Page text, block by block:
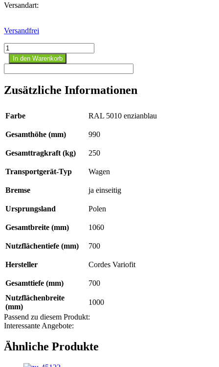
Versandart:
Versandfrei
Etagenwagen
niedrig
Menge
In den Warenkorb
Zusätzliche Informationen
Farbe RAL 5010 enzianblau
Gesamthöhe (mm) 990
Gesamttragkraft (kg) 250
Transportgerät-Typ Wagen
Bremse ja einseitig
Ursprungsland Polen
Gesamtbreite (mm) 1060
Nutzflächentiefe (mm) 700
Hersteller Cordes Variofit
Gesamttiefe (mm)
700
Nutzflächenbreite
(mm)
1000
Passend zu diesem Produkt:
Interessante Angebote:
Ähnliche Produkte